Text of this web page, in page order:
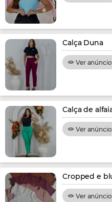
Calça Duna
Ver anúncio
Calça de
Ver anúncio
Cropped e
Ver anúncio